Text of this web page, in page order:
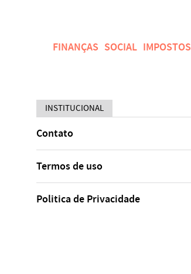
FINANÇAS SOCIAL IMPOSTOS
INSTITUCIONAL
Contato
Termos de uso
Politica de Privacidade